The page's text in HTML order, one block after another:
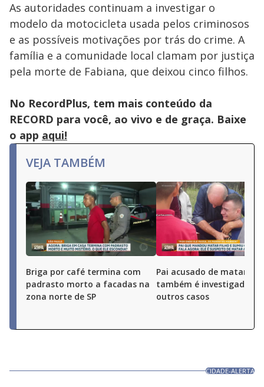
As autoridades continuam a investigar o
modelo da motocicleta usada pelos criminosos
e as possíveis motivações por trás do crime. A
família e a comunidade local clamam por justiça
pela morte de Fabiana, que deixou cinco filhos.
No RecordPlus, tem mais conteúdo da
RECORD para você, ao vivo e de graça. Baixe
o app aqui!
VEJA TAMBÉM
Briga por café termina com
padrasto morto a facadas na
zona norte de SP
Pai acusado de matar o
também é investigado
outros casos
CIDADE-ALERTA